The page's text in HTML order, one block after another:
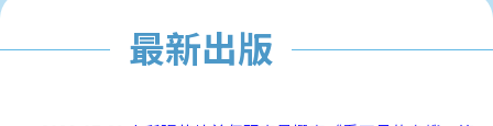
最新出版